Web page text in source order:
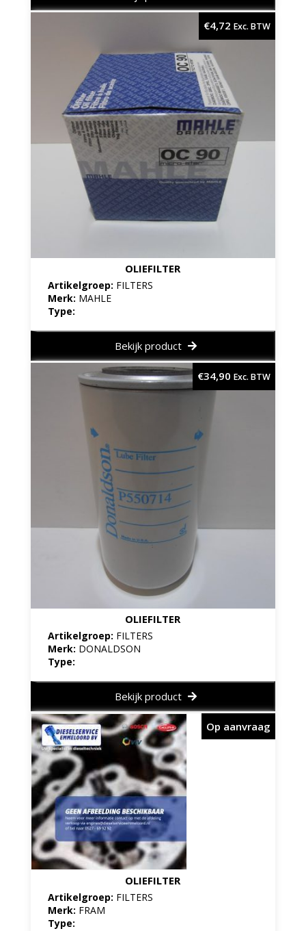
OLIEFILTER
Artikelgroep: FILTERS
Merk: MAHLE
Type:
€4,72 Exc. BTW
Bekijk product
OLIEFILTER
Artikelgroep: FILTERS
Merk: DONALDSON
Type:
€34,90 Exc. BTW
Bekijk product
OLIEFILTER
Artikelgroep: FILTERS
Merk: FRAM
Type:
Op aanvraag